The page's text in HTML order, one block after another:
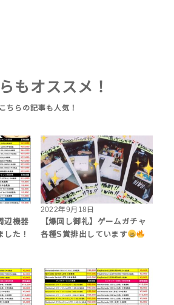
もオススメ！
辺機器
した！
2022年9月18日
【爆回し御礼】ゲームガチャ
各種S賞排出しています